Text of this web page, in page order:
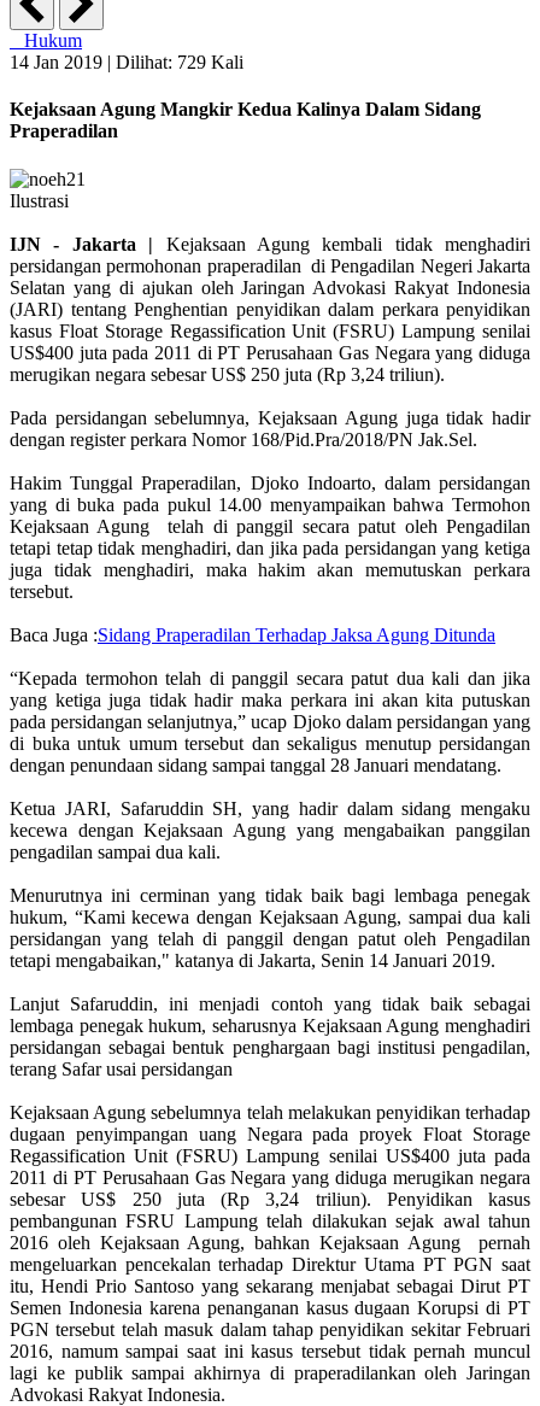
Hukum
14 Jan 2019 | Dilihat: 729 Kali
Kejaksaan Agung Mangkir Kedua Kalinya Dalam Sidang
Praperadilan
Ilustrasi
IJN - Jakarta | Kejaksaan Agung kembali tidak menghadiri
persidangan permohonan praperadilan di Pengadilan Negeri Jakarta
Selatan yang di ajukan oleh Jaringan Advokasi Rakyat Indonesia
(JARI) tentang Penghentian penyidikan dalam perkara penyidikan
kasus Float Storage Regassification Unit (FSRU) Lampung senilai
US$400 juta pada 2011 di PT Perusahaan Gas Negara yang diduga
merugikan negara sebesar US$ 250 juta (Rp 3,24 triliun).
Pada persidangan sebelumnya, Kejaksaan Agung juga tidak hadir
dengan register perkara Nomor 168/Pid.Pra/2018/PN Jak.Sel.
Hakim Tunggal Praperadilan, Djoko Indoarto, dalam persidangan
yang di buka pada pukul 14.00 menyampaikan bahwa Termohon
Kejaksaan Agung telah di panggil secara patut oleh Pengadilan
tetapi tetap tidak menghadiri, dan jika pada persidangan yang ketiga
juga tidak menghadiri, maka hakim akan memutuskan perkara
tersebut.
Baca Juga :Sidang Praperadilan Terhadap Jaksa Agung Ditunda
“Kepada termohon telah di panggil secara patut dua kali dan jika
yang ketiga juga tidak hadir maka perkara ini akan kita putuskan
pada persidangan selanjutnya,” ucap Djoko dalam persidangan yang
di buka untuk umum tersebut dan sekaligus menutup persidangan
dengan penundaan sidang sampai tanggal 28 Januari mendatang.
Ketua JARI, Safaruddin SH, yang hadir dalam sidang mengaku
kecewa dengan Kejaksaan Agung yang mengabaikan panggilan
pengadilan sampai dua kali.
Menurutnya ini cerminan yang tidak baik bagi lembaga penegak
hukum, “Kami kecewa dengan Kejaksaan Agung, sampai dua kali
persidangan yang telah di panggil dengan patut oleh Pengadilan
tetapi mengabaikan," katanya di Jakarta, Senin 14 Januari 2019.
Lanjut Safaruddin, ini menjadi contoh yang tidak baik sebagai
lembaga penegak hukum, seharusnya Kejaksaan Agung menghadiri
persidangan sebagai bentuk penghargaan bagi institusi pengadilan,
terang Safar usai persidangan
Kejaksaan Agung sebelumnya telah melakukan penyidikan terhadap
dugaan penyimpangan uang Negara pada proyek Float Storage
Regassification Unit (FSRU) Lampung senilai US$400 juta pada
2011 di PT Perusahaan Gas Negara yang diduga merugikan negara
sebesar US$ 250 juta (Rp 3,24 triliun). Penyidikan kasus
pembangunan FSRU Lampung telah dilakukan sejak awal tahun
2016 oleh Kejaksaan Agung, bahkan Kejaksaan Agung pernah
mengeluarkan pencekalan terhadap Direktur Utama PT PGN saat
itu, Hendi Prio Santoso yang sekarang menjabat sebagai Dirut PT
Semen Indonesia karena penanganan kasus dugaan Korupsi di PT
PGN tersebut telah masuk dalam tahap penyidikan sekitar Februari
2016, namum sampai saat ini kasus tersebut tidak pernah muncul
lagi ke publik sampai akhirnya di praperadilankan oleh Jaringan
Advokasi Rakyat Indonesia.